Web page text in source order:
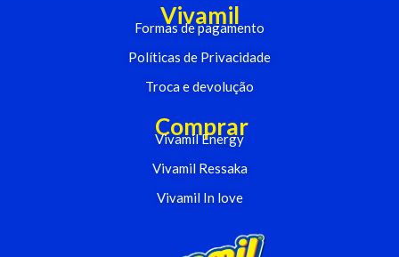
Vivamil
Formas de pagamento
Políticas de Privacidade
Troca e devolução
Comprar
Vivamil Energy
Vivamil Ressaka
Vivamil In love